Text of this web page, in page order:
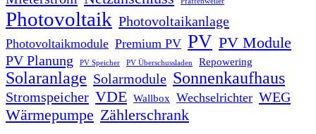
Photovoltaik Photovoltaikanlage
Photovoltaikmodule Premium PV PV PV Module
PV Planung PV Speicher PV Überschussladen Repowering
Solaranlage Solarmodule Sonnenkaufhaus
Stromspeicher VDE Wallbox Wechselrichter WEG
Wärmepumpe Zählerschrank